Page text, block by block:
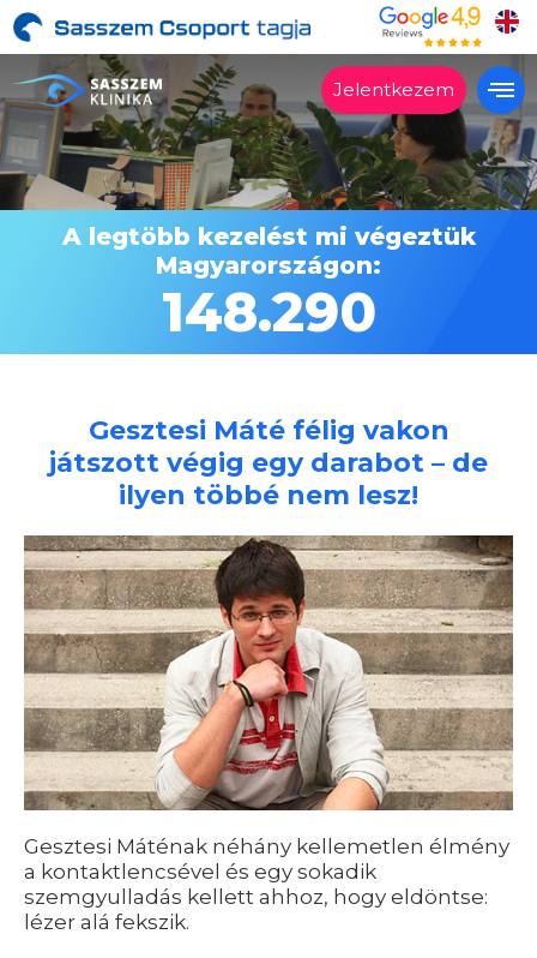
Jelentkezem
Alkalmas?
Kezelések
Árak
Miért a Sasszemklinika?
Szakrendelés
Kapcsolat
A legtöbb kezelést mi végeztük
Magyarországon:
148.290
Gesztesi Máté félig vakon
játszott végig egy darabot – de
ilyen többé nem lesz!
Gesztesi Máténak néhány kellemetlen élmény
a kontaktlencsével és egy sokadik
szemgyulladás kellett ahhoz, hogy eldöntse:
lézer alá fekszik.